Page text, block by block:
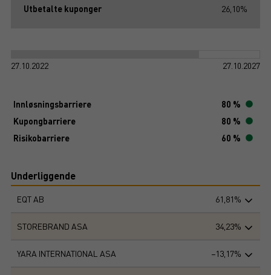
Utbetalte kuponger
26,10%
27.10.2022 27.10.2027
Innløsningsbarriere
80 %
Kupongbarriere
80 %
Risikobarriere
60 %
Underliggende
EQT AB 61,81%
STOREBRAND ASA 34,23%
YARA INTERNATIONAL ASA −13,17%